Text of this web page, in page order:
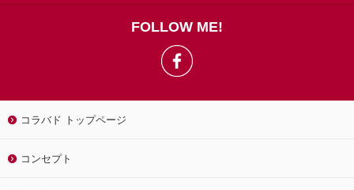
FOLLOW ME!
コラバド トップページ
コンセプト